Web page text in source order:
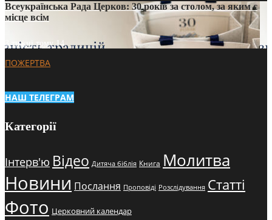
Всеукраїнська Рада Церков: 30 років за столом, за яким є
місце всім
3 тижні тому14
ПОЖЕРТВА
НАШ ТЕЛЕГРАМ
Категорії
Інтерв'ю Відео Дитяча біблія Книга Молитва
Новини Послання Проповіді Розслідування Статті
Фото Церковний календар